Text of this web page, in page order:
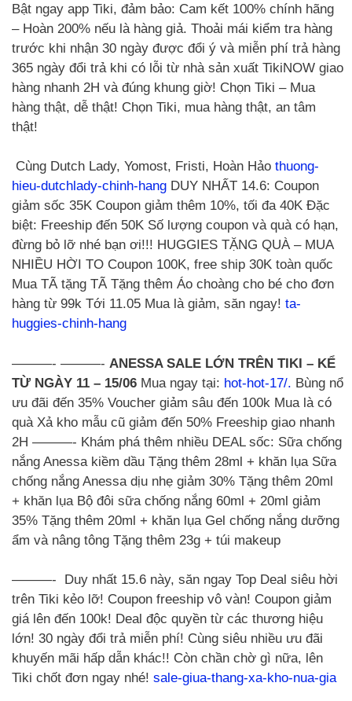
Bật ngay app Tiki, đảm bảo: Cam kết 100% chính hãng
– Hoàn 200% nếu là hàng giả. Thoải mái kiểm tra hàng
trước khi nhận 30 ngày được đổi ý và miễn phí trả hàng
365 ngày đổi trả khi có lỗi từ nhà sản xuất TikiNOW giao
hàng nhanh 2H và đúng khung giờ! Chọn Tiki – Mua
hàng thật, dễ thật! Chọn Tiki, mua hàng thật, an tâm
thật!
Cùng Dutch Lady, Yomost, Fristi, Hoàn Hảo thuong-
hieu-dutchlady-chinh-hang DUY NHẤT 14.6: Coupon
giảm sốc 35K Coupon giảm thêm 10%, tối đa 40K Đặc
biệt: Freeship đến 50K Số lượng coupon và quà có hạn,
đừng bỏ lỡ nhé bạn ơi!!! HUGGIES TẶNG QUÀ – MUA
NHIỀU HỜI TO Coupon 100K, free ship 30K toàn quốc
Mua TÃ tặng TÃ Tặng thêm Áo choàng cho bé cho đơn
hàng từ 99k Tới 11.05 Mua là giảm, săn ngay! ta-
huggies-chinh-hang
———- ———- ANESSA SALE LỚN TRÊN TIKI – KỂ
TỪ NGÀY 11 – 15/06 Mua ngay tại: hot-hot-17/. Bùng nổ
ưu đãi đến 35% Voucher giảm sâu đến 100k Mua là có
quà Xả kho mẫu cũ giảm đến 50% Freeship giao nhanh
2H ———- Khám phá thêm nhiều DEAL sốc: Sữa chống
nắng Anessa kiềm dầu Tặng thêm 28ml + khăn lụa Sữa
chống nắng Anessa dịu nhẹ giảm 30% Tặng thêm 20ml
+ khăn lụa Bộ đôi sữa chống nắng 60ml + 20ml giảm
35% Tặng thêm 20ml + khăn lụa Gel chống nắng dưỡng
ẩm và nâng tông Tặng thêm 23g + túi makeup
———- Duy nhất 15.6 này, săn ngay Top Deal siêu hời
trên Tiki kẻo lỡ! Coupon freeship vô vàn! Coupon giảm
giá lên đến 100k! Deal độc quyền từ các thương hiệu
lớn! 30 ngày đổi trả miễn phí! Cùng siêu nhiều ưu đãi
khuyến mãi hấp dẫn khác!! Còn chần chờ gì nữa, lên
Tiki chốt đơn ngay nhé! sale-giua-thang-xa-kho-nua-gia